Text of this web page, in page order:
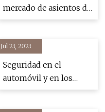
mercado de asientos de
coche para bebés
Jul 23, 2023
Seguridad en el
automóvil y en los
asientos elevados